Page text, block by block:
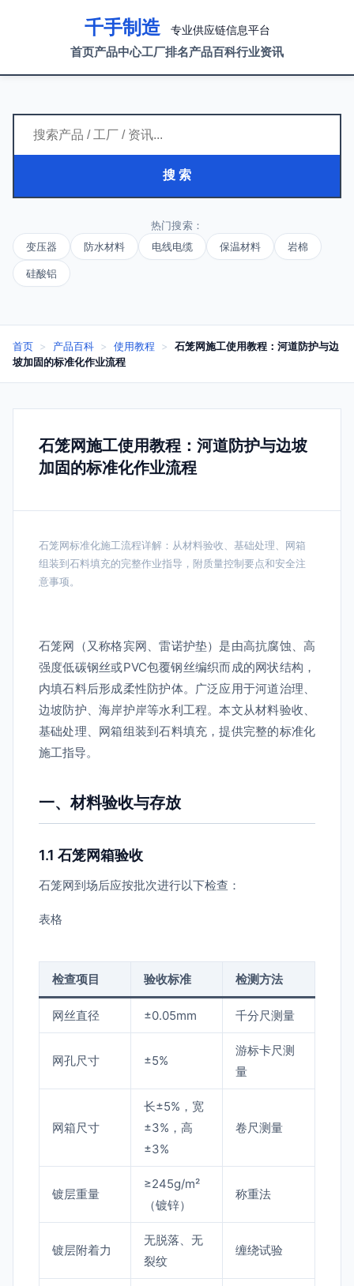
千手制造 专业供应链信息平台
首页产品中心工厂排名产品百科行业资讯
搜 索
热门搜索：
变压器
防水材料 电线电缆 保温材料 岩棉
硅酸铝
首页 > 产品百科 > 使用教程 >
石笼网施工使用教程：河道防护与边
坡加固的标准化作业流程
石笼网施工使用教程：河道防护与边坡
加固的标准化作业流程
石笼网标准化施工流程详解：从材料验收、基础处理、网箱
组装到石料填充的完整作业指导，附质量控制要点和安全注
意事项。
石笼网（又称格宾网、雷诺护垫）是由高抗腐蚀、高
强度低碳钢丝或PVC包覆钢丝编织而成的网状结构，
内填石料后形成柔性防护体。广泛应用于河道治理、
边坡防护、海岸护岸等水利工程。本文从材料验收、
基础处理、网箱组装到石料填充，提供完整的标准化
施工指导。
一、材料验收与存放
1.1 石笼网箱验收
石笼网到场后应按批次进行以下检查：
表格
检查项目 验收标准 检测方法
网丝直径 ±0.05mm 千分尺测量
网孔尺寸 ±5%
游标卡尺测
量
网箱尺寸
长±5%，宽
±3%，高
±3%
卷尺测量
镀层重量
≥245g/m²
（镀锌）
称重法
镀层附着力
无脱落、无
裂纹
缠绕试验